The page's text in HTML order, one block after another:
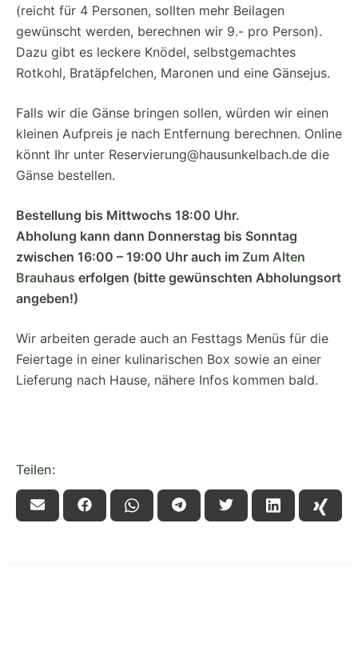
(reicht für 4 Personen, sollten mehr Beilagen
gewünscht werden, berechnen wir 9.- pro Person).
Dazu gibt es leckere Knödel, selbstgemachtes
Rotkohl, Bratäpfelchen, Maronen und eine Gänsejus.
Falls wir die Gänse bringen sollen, würden wir einen
kleinen Aufpreis je nach Entfernung berechnen. Online
könnt Ihr unter Reservierung@hausunkelbach.de die
Gänse bestellen.
Bestellung bis Mittwochs 18:00 Uhr.
Abholung kann dann Donnerstag bis Sonntag
zwischen 16:00 – 19:00 Uhr auch im Zum Alten
Brauhaus erfolgen (bitte gewünschten Abholungsort
angeben!)
Wir arbeiten gerade auch an Festtags Menüs für die
Feiertage in einer kulinarischen Box sowie an einer
Lieferung nach Hause, nähere Infos kommen bald.
Teilen: